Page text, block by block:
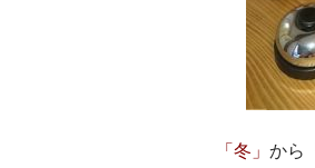
「冬」 から